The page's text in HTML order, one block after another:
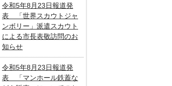
令和5年8月23日報道発
表 「世界スカウトジャ
ンボリー」派遣スカウト
による市長表敬訪問のお
知らせ
令和5年8月23日報道発
表 「マンホール鉄蓋な